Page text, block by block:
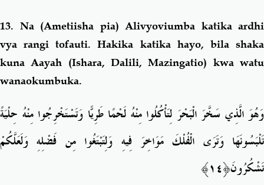
13. Na (Ametiisha pia) Alivyoviumba katika ardhi
vya rangi tofauti. Hakika katika hayo, bila shaka
kuna Aayah (Ishara, Dalili, Mazingatio) kwa watu
wanaokumbuka.
وَهُوَ الَّذِي سَخَّرَ الْبَحْرَ لِتَأْكُلُوا مِنْهُ لَحْمًا طَرِيًّا وَتَسْتَخْرِجُوا مِنْهُ حِلْيَةً
تَلْبَسُونَهَا وَتَرَى الْفُلْكَ مَوَاخِرَ فِيهِ وَلِتَبْتَغُوا مِن فَضْلِهِ وَلَعَلَّكُمْ
تَشْكُرُونَ﴿١٤﴾